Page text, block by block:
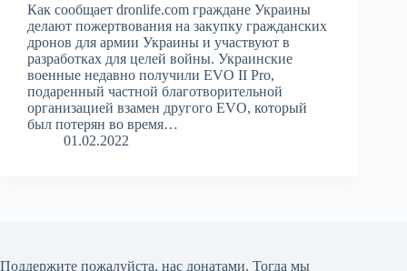
Как сообщает dronlife.com граждане Украины
делают пожертвования на закупку гражданских
дронов для армии Украины и участвуют в
разработках для целей войны. Украинские
военные недавно получили EVO II Pro,
подаренный частной благотворительной
организацией взамен другого EVO, который
был потерян во время…
01.02.2022
Поддержите пожалуйста, нас донатами. Тогда мы